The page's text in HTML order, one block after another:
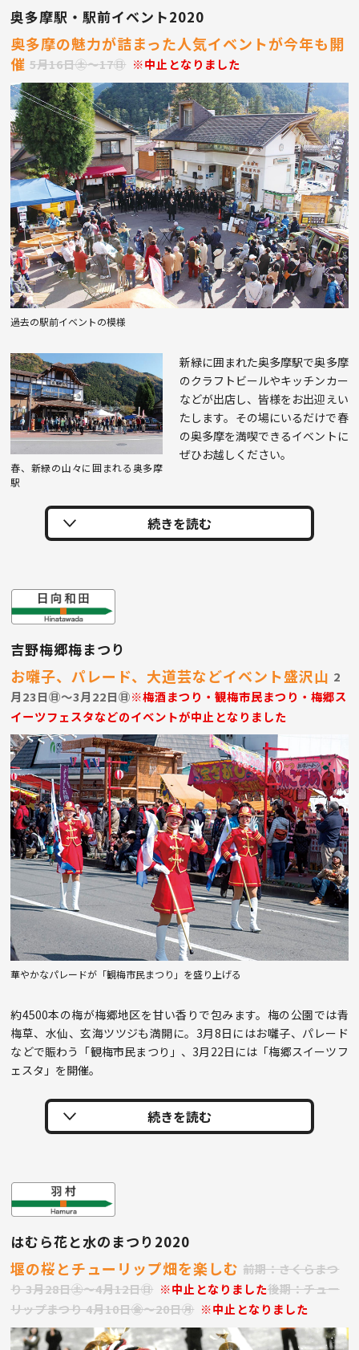
奥多摩駅・駅前イベント2020
奥多摩の魅力が詰まった人気イベントが今年も開
催5月16日㊏〜17㊐ ※中止となりました
過去の駅前イベントの模様
春、新緑の山々に囲まれる奥多摩
駅
新緑に囲まれた奥多摩駅で奥多摩
のクラフトビールやキッチンカー
などが出店し、皆様をお出迎えい
たします。その場にいるだけで春
の奥多摩を満喫できるイベントに
ぜひお越しください。
吉野梅郷梅まつり
お囃子、パレード、大道芸などイベント盛沢山 2
月23日㊐〜3月22日㊐※梅酒まつり・観梅市民まつり・梅郷ス
イーツフェスタなどのイベントが中止となりました
華やかなパレードが「観梅市民まつり」を盛り上げる
約4500本の梅が梅郷地区を甘い香りで包みます。梅の公園では青
梅草、水仙、玄海ツツジも満開に。3月8日にはお囃子、パレード
などで賑わう「観梅市民まつり」、3月22日には「梅郷スイーツフ
ェスタ」を開催。
はむら花と水のまつり2020
堰の桜とチューリップ畑を楽しむ 前期：さくらまつ
り 3月28日㊏〜4月12日㊐ ※中止となりました後期：チュー
リップまつり 4月10日㊎〜20日㊊ ※中止となりました